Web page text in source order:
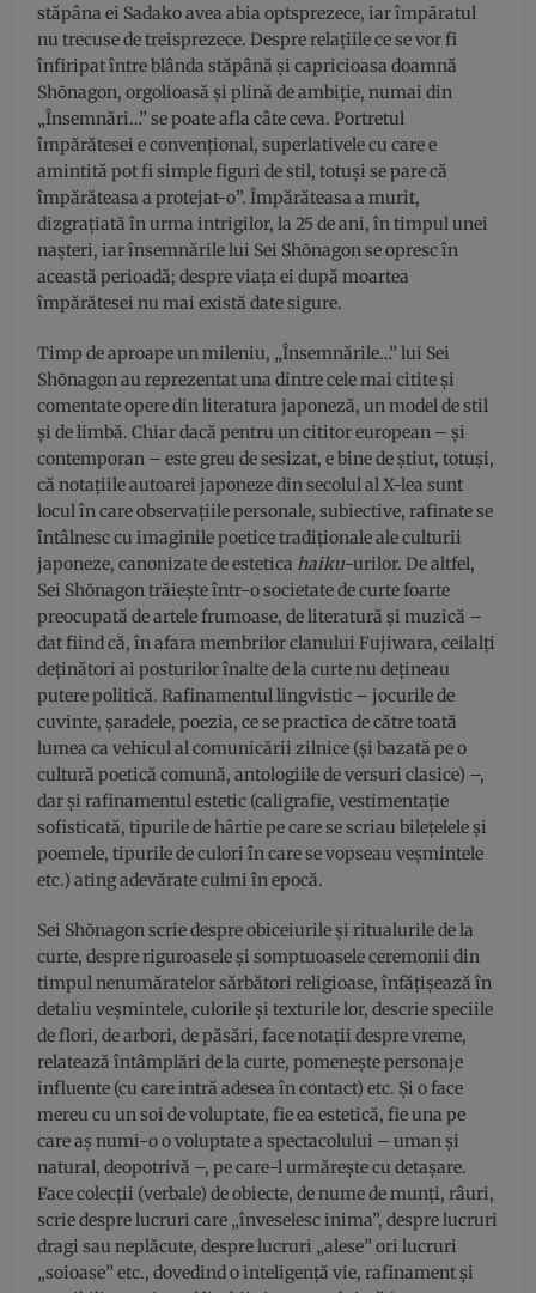
stăpâna ei Sadako avea abia optsprezece, iar împăratul
nu trecuse de treisprezece. Despre relaţiile ce se vor fi
înfiripat între blânda stăpână şi capricioasa doamnă
Shōnagon, orgolioasă şi plină de ambiţie, numai din
„Însemnări…” se poate afla câte ceva. Portretul
împărătesei e convenţional, superlativele cu care e
amintită pot fi simple figuri de stil, totuşi se pare că
împărăteasa a protejat-o”. Împărăteasa a murit,
dizgraţiată în urma intrigilor, la 25 de ani, în timpul unei
naşteri, iar însemnările lui Sei Shōnagon se opresc în
această perioadă; despre viaţa ei după moartea
împărătesei nu mai există date sigure.
Timp de aproape un mileniu, „Însemnările…” lui Sei
Shōnagon au reprezentat una dintre cele mai citite şi
comentate opere din literatura japoneză, un model de stil
şi de limbă. Chiar dacă pentru un cititor european – şi
contemporan – este greu de sesizat, e bine de ştiut, totuşi,
că notaţiile autoarei japoneze din secolul al X-lea sunt
locul în care observaţiile personale, subiective, rafinate se
întâlnesc cu imaginile poetice tradiţionale ale culturii
japoneze, canonizate de estetica haiku-urilor. De altfel,
Sei Shōnagon trăieşte într-o societate de curte foarte
preocupată de artele frumoase, de literatură şi muzică –
dat fiind că, în afara membrilor clanului Fujiwara, ceilalţi
deţinători ai posturilor înalte de la curte nu deţineau
putere politică. Rafinamentul lingvistic – jocurile de
cuvinte, şaradele, poezia, ce se practica de către toată
lumea ca vehicul al comunicării zilnice (şi bazată pe o
cultură poetică comună, antologiile de versuri clasice) –,
dar şi rafinamentul estetic (caligrafie, vestimentaţie
sofisticată, tipurile de hârtie pe care se scriau bileţelele şi
poemele, tipurile de culori în care se vopseau veşmintele
etc.) ating adevărate culmi în epocă.
Sei Shōnagon scrie despre obiceiurile şi ritualurile de la
curte, despre riguroasele şi somptuoasele ceremonii din
timpul nenumăratelor sărbători religioase, înfăţişează în
detaliu veşmintele, culorile şi texturile lor, descrie speciile
de flori, de arbori, de păsări, face notaţii despre vreme,
relatează întâmplări de la curte, pomeneşte personaje
influente (cu care intră adesea în contact) etc. Şi o face
mereu cu un soi de voluptate, fie ea estetică, fie una pe
care aş numi-o o voluptate a spectacolului – uman şi
natural, deopotrivă –, pe care-l urmăreşte cu detaşare.
Face colecţii (verbale) de obiecte, de nume de munţi, râuri,
scrie despre lucruri care „înveselesc inima”, despre lucruri
dragi sau neplăcute, despre lucruri „alese” ori lucruri
„soioase” etc., dovedind o inteligenţă vie, rafinament şi